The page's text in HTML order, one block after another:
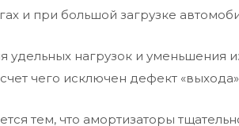
и при большой загрузке
удельных нагрузок и уменьшения
чего исключен дефект
тем, что амортизаторы